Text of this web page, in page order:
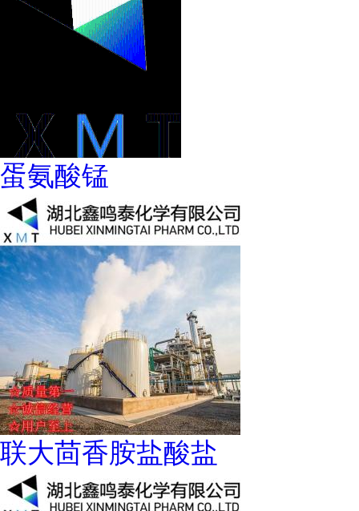
蛋氨酸锰
联大茴香胺盐酸盐